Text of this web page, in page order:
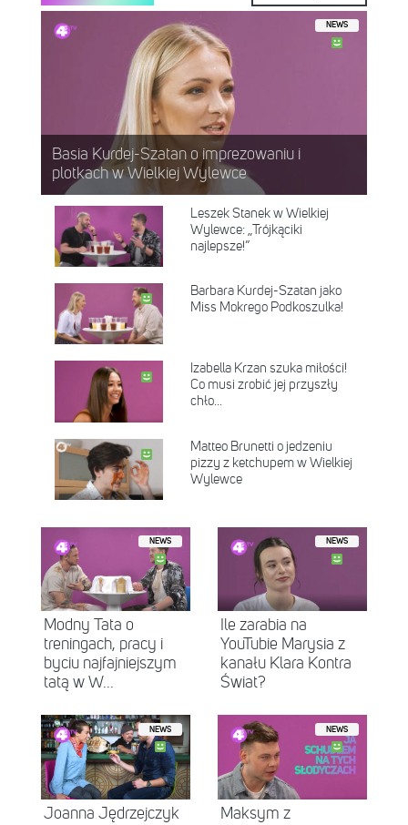
NEWS
Basia Kurdej-Szatan o imprezowaniu i
plotkach w Wielkiej Wylewce
Leszek Stanek w Wielkiej
Wylewce: „Trójkąciki
najlepsze!”
Barbara Kurdej-Szatan jako
Miss Mokrego Podkoszulka!
Izabella Krzan szuka miłości!
Co musi zrobić jej przyszły
chło...
Matteo Brunetti o jedzeniu
pizzy z ketchupem w Wielkiej
Wylewce
NEWS
Modny Tata o
treningach, pracy i
byciu najfajniejszym
tatą w W...
NEWS
Ile zarabia na
YouTubie Marysia z
kanału Klara Kontra
Świat?
NEWS
Joanna Jędrzejczyk
NEWS
Maksym z